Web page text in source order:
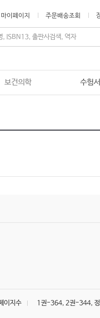
마이페이지 주문배송조회
보건의학 수험서
이지수 1권-364, 2권-344,